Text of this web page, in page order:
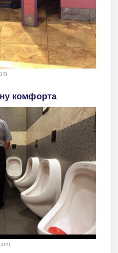
комфорта